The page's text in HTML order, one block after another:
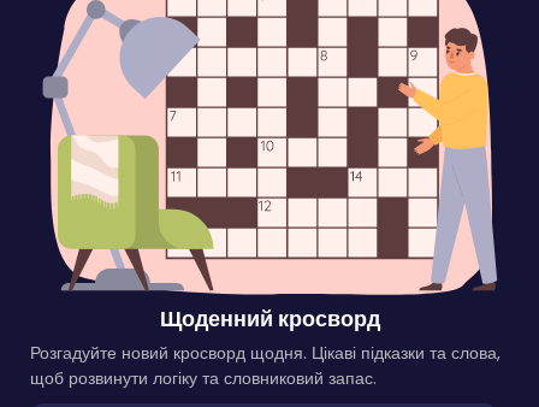
Щоденний кросворд
Розгадуйте новий кросворд щодня. Цікаві підказки та слова,
щоб розвинути логіку та словниковий запас.